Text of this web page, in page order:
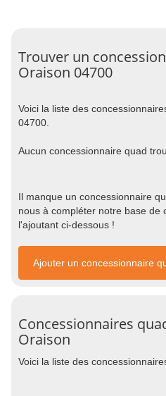
Trouver un
Oraison 04700
Voici la liste des
04700.
Aucun concessionnaire quad
Il manque un concessionnaire
nous à compléter notre base de
l'ajoutant ci-dessous !
Ajouter un concessionnaire
Concessionnaires
Oraison
Voici la liste des